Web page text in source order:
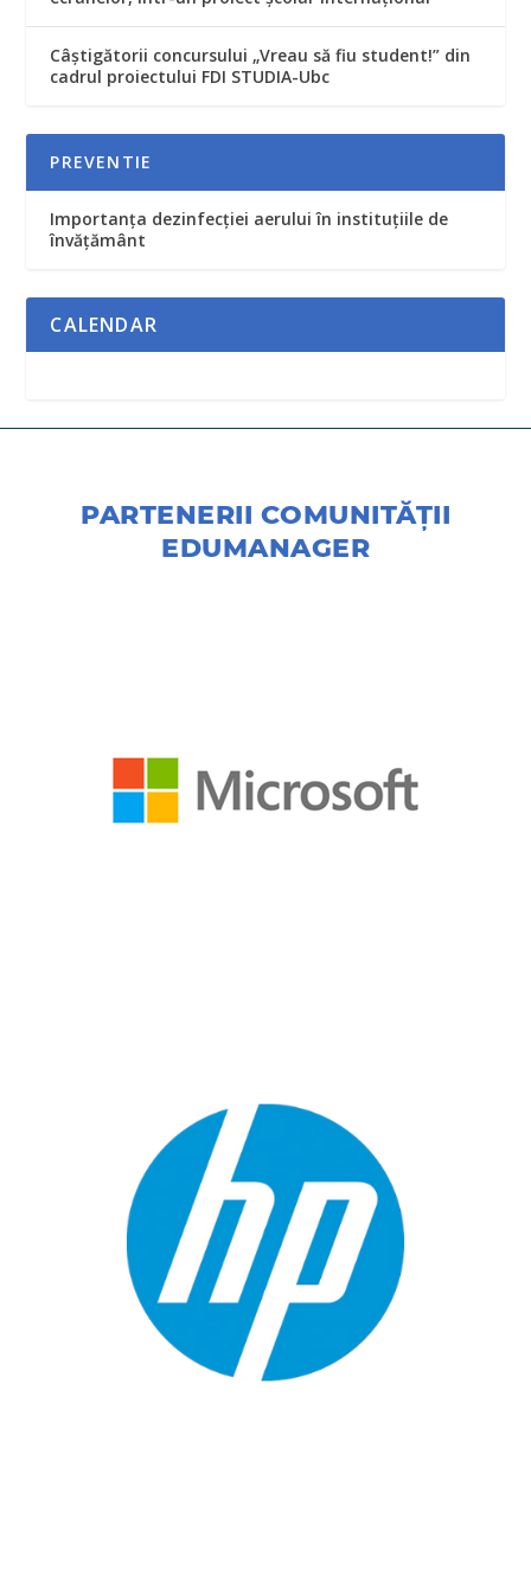
Câștigătorii concursului „Vreau să fiu student!” din
cadrul proiectului FDI STUDIA-Ubc
PREVENTIE
Importanța dezinfecției aerului în instituțiile de
învățământ
CALENDAR
PARTENERII COMUNITĂŢII
EDUMANAGER